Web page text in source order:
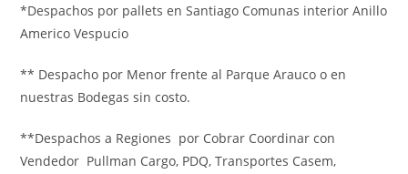
*Despachos por pallets en Santiago Comunas interior Anillo
Americo Vespucio
** Despacho por Menor frente al Parque Arauco o en
nuestras Bodegas sin costo.
**Despachos a Regiones por Cobrar Coordinar con
Vendedor Pullman Cargo, PDQ, Transportes Casem,